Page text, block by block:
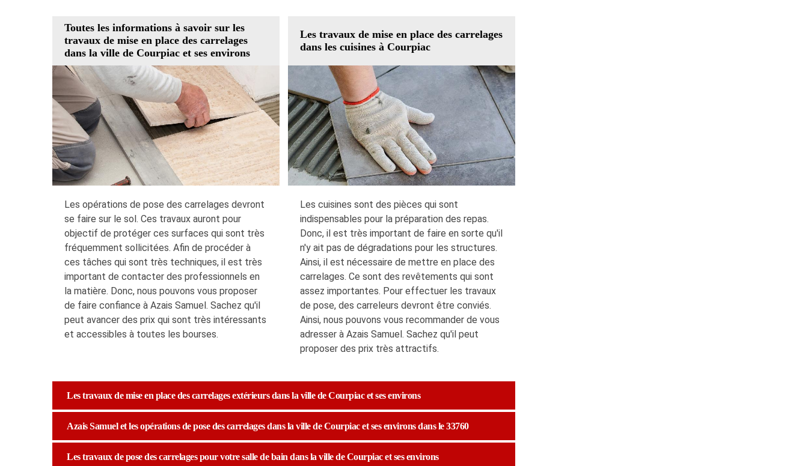
Toutes les informations à savoir sur les
travaux de mise en place des carrelages
dans la ville de Courpiac et ses environs
Les opérations de pose des carrelages devront
se faire sur le sol. Ces travaux auront pour
objectif de protéger ces surfaces qui sont très
fréquemment sollicitées. Afin de procéder à
ces tâches qui sont très techniques, il est très
important de contacter des professionnels en
la matière. Donc, nous pouvons vous proposer
de faire confiance à Azais Samuel. Sachez qu'il
peut avancer des prix qui sont très intéressants
et accessibles à toutes les bourses.
Les travaux de mise en place des carrelages
dans les cuisines à Courpiac
Les cuisines sont des pièces qui sont
indispensables pour la préparation des repas.
Donc, il est très important de faire en sorte qu'il
n'y ait pas de dégradations pour les structures.
Ainsi, il est nécessaire de mettre en place des
carrelages. Ce sont des revêtements qui sont
assez importantes. Pour effectuer les travaux
de pose, des carreleurs devront être conviés.
Ainsi, nous pouvons vous recommander de vous
adresser à Azais Samuel. Sachez qu'il peut
proposer des prix très attractifs.
Les travaux de mise en place des carrelages extérieurs dans la ville de Courpiac et ses environs
Azais Samuel et les opérations de pose des carrelages dans la ville de Courpiac et ses environs dans le 33760
Les travaux de pose des carrelages pour votre salle de bain dans la ville de Courpiac et ses environs